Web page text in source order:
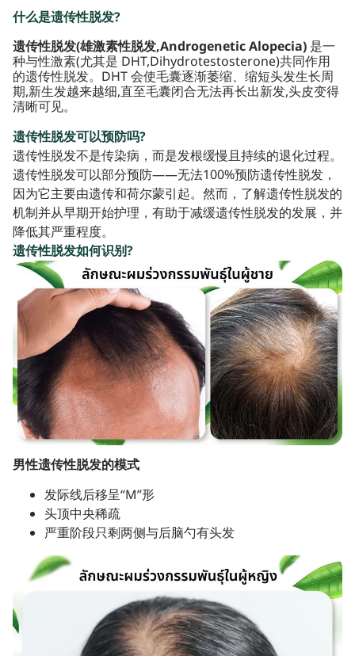
什么是遗传性脱发?
遗传性脱发(雄激素性脱发,Androgenetic Alopecia)是一
种与性激素(尤其是 DHT,Dihydrotestosterone)共同作用
的遗传性脱发。DHT 会使毛囊逐渐萎缩、缩短头发生长周
期,新生发越来越细,直至毛囊闭合无法再长出新发,头皮变得
清晰可见。
遗传性脱发可以预防吗?
遗传性脱发不是传染病，而是发根缓慢且持续的退化过程。
遗传性脱发可以部分预防——无法100%预防遗传性脱发，
因为它主要由遗传和荷尔蒙引起。然而，了解遗传性脱发的
机制并从早期开始护理，有助于减缓遗传性脱发的发展，并
降低其严重程度。
遗传性脱发如何识别?
男性遗传性脱发的模式
发际线后移呈“M”形
头顶中央稀疏
严重阶段只剩两侧与后脑勺有头发